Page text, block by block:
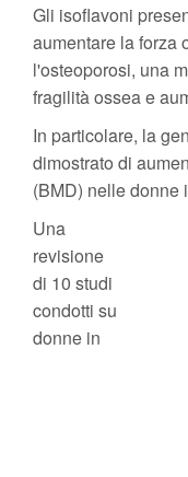
Gli isoflavoni
aumentare la forza
l'osteoporosi, una
fragilità ossea e
In particolare, la
dimostrato di
(BMD) nelle donne
Una
revisione
di 10 studi
condotti su
donne in